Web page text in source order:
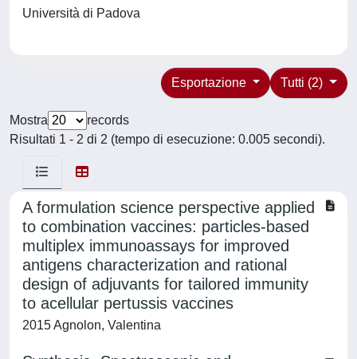
Università di Padova
Tutti (2)
Esportazione
Mostra
records
Risultati 1 - 2 di 2 (tempo di esecuzione: 0.005 secondi).
A formulation science perspective applied
to combination vaccines: particles-based
multiplex immunoassays for improved
antigens characterization and rational
design of adjuvants for tailored immunity
to acellular pertussis vaccines
2015 Agnolon, Valentina